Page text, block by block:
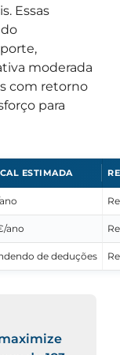
Essas
moderada
com retorno
para
ESTIMADA
ano
de deduções